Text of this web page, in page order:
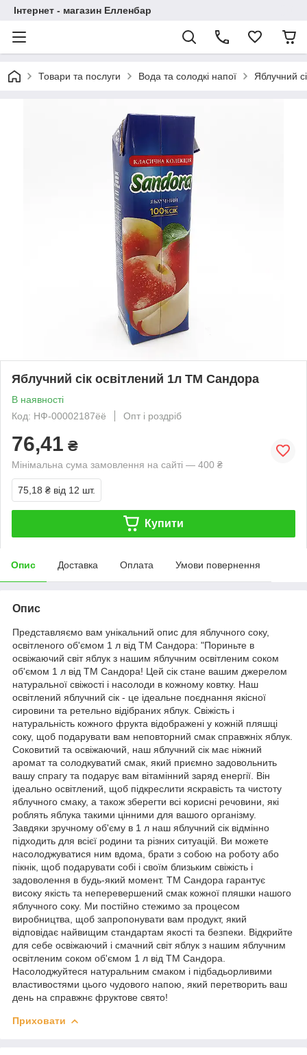
Інтернет - магазин Елленбар
Товари та послуги Вода та солодкі напої Яблучний
Яблучний сік освітлений 1л TM Сандора
В наявності
Код: НФ-00002187ёё
Опт і роздріб
76,41 ₴
Мінімальна сума замовлення на сайті — 400 ₴
75,18 ₴ від 12 шт.
Купити
Опис Доставка Оплата Умови повернення
Опис
Представляємо вам унікальний опис для яблучного соку,
освітленого об'ємом 1 л від ТМ Сандора: "Пориньте в
освіжаючий світ яблук з нашим яблучним освітленим соком
об'ємом 1 л від ТМ Сандора! Цей сік стане вашим джерелом
натуральної свіжості і насолоди в кожному ковтку. Наш
освітлений яблучний сік - це ідеальне поєднання якісної
сировини та ретельно відібраних яблук. Свіжість і
натуральність кожного фрукта відображені у кожній пляшці
соку, щоб подарувати вам неповторний смак справжніх яблук.
Соковитий та освіжаючий, наш яблучний сік має ніжний
аромат та солодкуватий смак, який приємно задовольнить
вашу спрагу та подарує вам вітамінний заряд енергії. Він
ідеально освітлений, щоб підкреслити яскравість та чистоту
яблучного смаку, а також зберегти всі корисні речовини, які
роблять яблука такими цінними для вашого організму.
Завдяки зручному об'єму в 1 л наш яблучний сік відмінно
підходить для всієї родини та різних ситуацій. Ви можете
насолоджуватися ним вдома, брати з собою на роботу або
пікнік, щоб подарувати собі і своїм близьким свіжість і
задоволення в будь-який момент. ТМ Сандора гарантує
високу якість та неперевершений смак кожної пляшки нашого
яблучного соку. Ми постійно стежимо за процесом
виробництва, щоб запропонувати вам продукт, який
відповідає найвищим стандартам якості та безпеки. Відкрийте
для себе освіжаючий і смачний світ яблук з нашим яблучним
освітленим соком об'ємом 1 л від ТМ Сандора.
Насолоджуйтеся натуральним смаком і підбадьорливими
властивостями цього чудового напою, який перетворить ваш
день на справжнє фруктове свято!
Приховати